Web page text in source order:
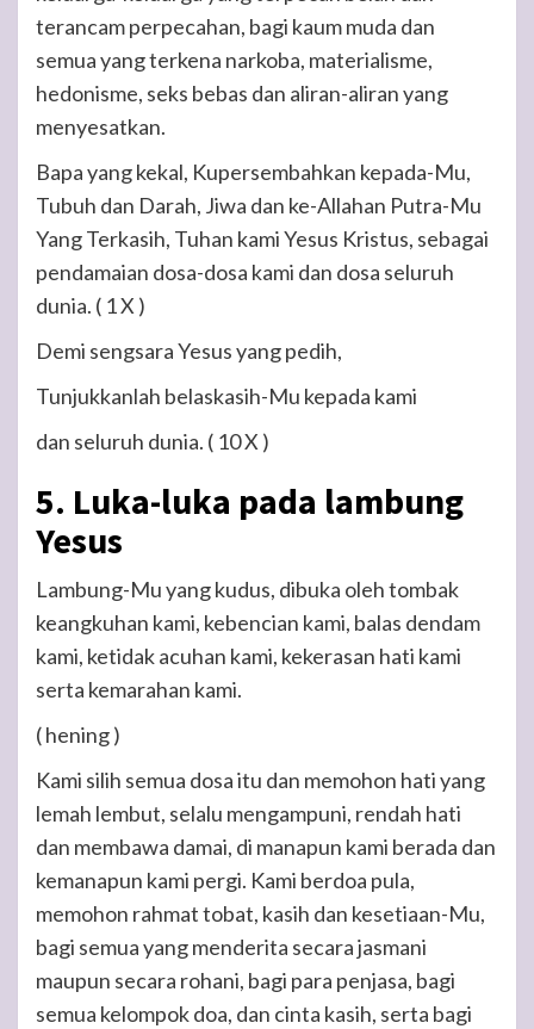
terancam perpecahan, bagi kaum muda dan
semua yang terkena narkoba, materialisme,
hedonisme, seks bebas dan aliran-aliran yang
menyesatkan.
Bapa yang kekal, Kupersembahkan kepada-Mu,
Tubuh dan Darah, Jiwa dan ke-Allahan Putra-Mu
Yang Terkasih, Tuhan kami Yesus Kristus, sebagai
pendamaian dosa-dosa kami dan dosa seluruh
dunia. ( 1 X )
Demi sengsara Yesus yang pedih,
Tunjukkanlah belaskasih-Mu kepada kami
dan seluruh dunia. ( 10 X )
5. Luka-luka pada lambung
Yesus
Lambung-Mu yang kudus, dibuka oleh tombak
keangkuhan kami, kebencian kami, balas dendam
kami, ketidak acuhan kami, kekerasan hati kami
serta kemarahan kami.
( hening )
Kami silih semua dosa itu dan memohon hati yang
lemah lembut, selalu mengampuni, rendah hati
dan membawa damai, di manapun kami berada dan
kemanapun kami pergi. Kami berdoa pula,
memohon rahmat tobat, kasih dan kesetiaan-Mu,
bagi semua yang menderita secara jasmani
maupun secara rohani, bagi para penjasa, bagi
semua kelompok doa, dan cinta kasih, serta bagi